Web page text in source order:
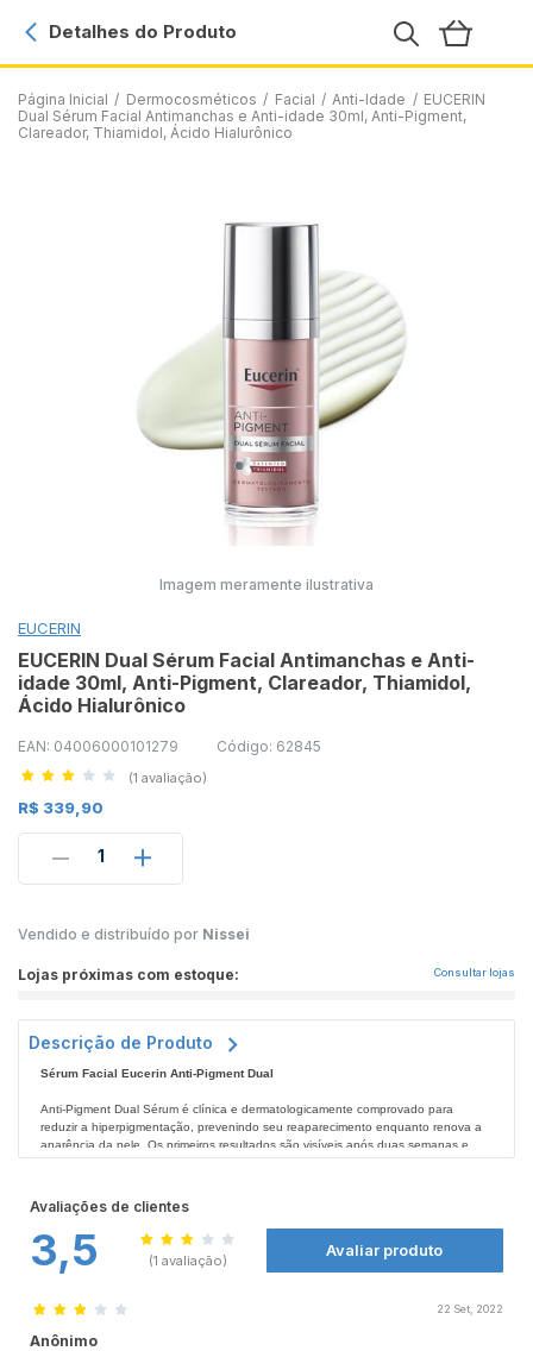
Página Inicial / Dermocosméticos / Facial / Anti-Idade / EUCERIN
Dual Sérum Facial Antimanchas e Anti-idade 30ml, Anti-Pigment,
Clareador, Thiamidol, Ácido Hialurônico
Detalhes do Produto
Imagem meramente ilustrativa
EUCERIN
EUCERIN Dual Sérum Facial Antimanchas e Anti-
idade 30ml, Anti-Pigment, Clareador, Thiamidol,
Ácido Hialurônico
EAN: 04006000101279 Código: 62845
(1 avaliação)
R$ 339,90
1
Vendido e distribuído por Nissei
Lojas próximas com estoque: Consultar lojas
Descrição de Produto
Sérum Facial Eucerin Anti-Pigment Dual
Anti-Pigment Dual Sérum é clínica e dermatologicamente comprovado para
reduzir a hiperpigmentação, prevenindo seu reaparecimento enquanto renova a
aparência da pele. Os primeiros resultados são visíveis após duas semanas e
melhoram continuamente com o uso regular. A pele fica macia e com um aspecto
comprovada.
Fragrância Suave.
Não Gorduroso.
Textura Leve.
Aplique duas vezes ao dia sobre a pele limpa, massageando por rosto, pescoço
Avaliações de clientes
3,5 (1 avaliação)
Avaliar produto
22 Set, 2022
Anônimo